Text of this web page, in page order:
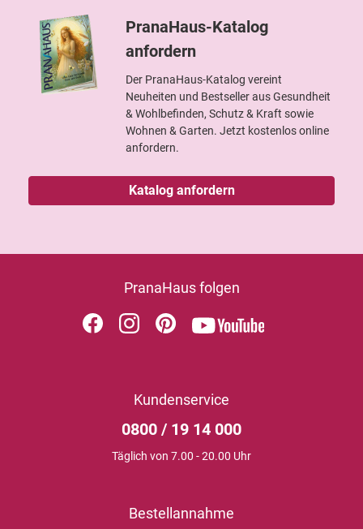
PranaHaus-Katalog
anfordern
Der PranaHaus-Katalog vereint
Neuheiten und Bestseller aus Gesundheit
& Wohlbefinden, Schutz & Kraft sowie
Wohnen & Garten. Jetzt kostenlos online
anfordern.
Katalog anfordern
PranaHaus folgen
Kundenservice
0800 / 19 14 000
Täglich von 7.00 - 20.00 Uhr
Bestellannahme